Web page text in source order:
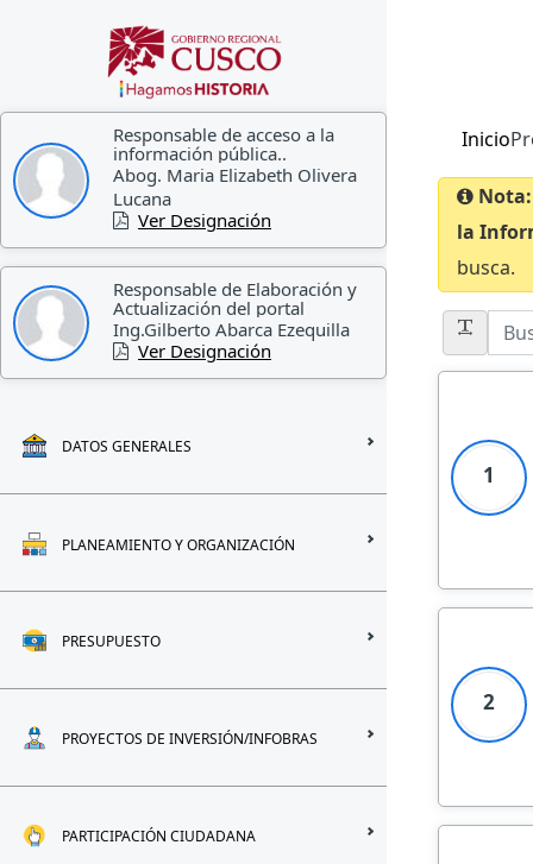
Responsable de acceso a la
información pública..
Abog. Maria Elizabeth Olivera
Lucana
Ver Designación
Responsable de Elaboración y
Actualización del portal
Ing.Gilberto Abarca Ezequilla
Ver Designación
DATOS GENERALES
PLANEAMIENTO Y ORGANIZACIÓN
PRESUPUESTO
PROYECTOS DE INVERSIÓN/INFOBRAS
PARTICIPACIÓN CIUDADANA
Inicio
Nota:
la
busca.
1
2